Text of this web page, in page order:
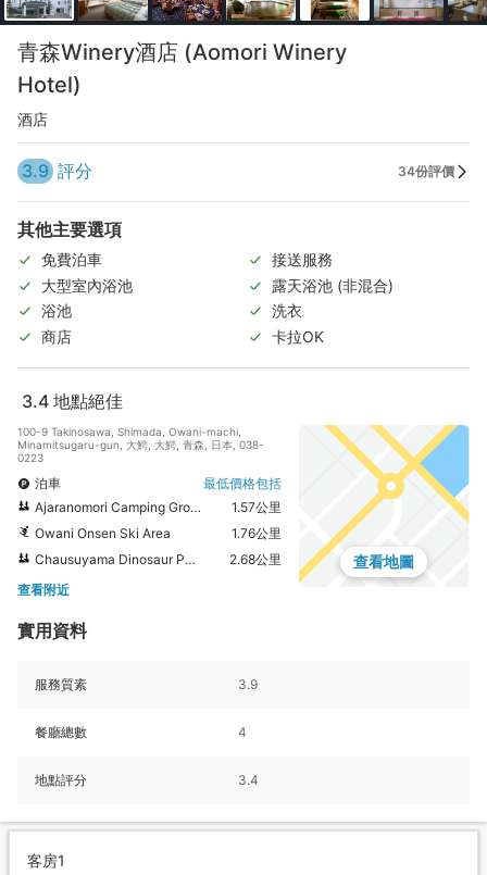
青森Winery酒店 (Aomori Winery
Hotel)
酒店
3.9 評分 34份評價
其他主要選項
免費泊車
接送服務
大型室內浴池
露天浴池 (非混合)
浴池
洗衣
商店
卡拉OK
3.4 地點絕佳
100-9 Takinosawa, Shimada, Owani-machi,
Minamitsugaru-gun, 大鰐, 大鰐, 青森, 日本, 038-
0223
泊車
最低價格包括
Ajaranomori Camping Ground
1.57公里
Owani Onsen Ski Area
1.76公里
Chausuyama Dinosaur Park
2.68公里
查看附近
查看地圖
實用資料
服務質素 3.9
餐廳總數 4
地點評分 3.4
客房1